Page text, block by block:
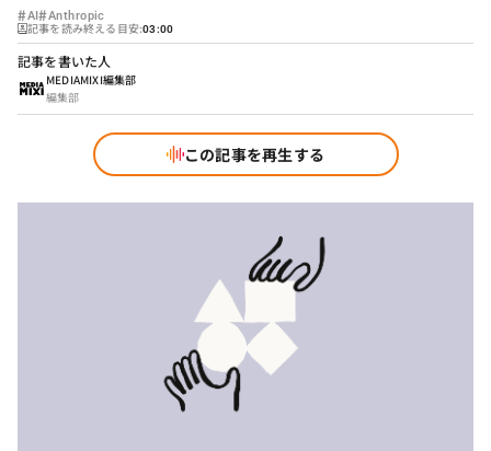
#AI#Anthropic
記事を読み終える目安:03:00
記事を書いた人
MEDIAMIXI編集部
編集部
この記事を再生する